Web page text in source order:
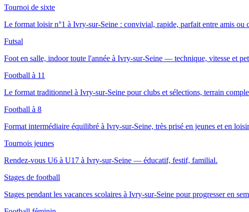
Tournoi de sixte
Le format loisir n°1 à Ivry-sur-Seine : convivial, rapide, parfait entre amis ou
Futsal
Foot en salle, indoor toute l'année à Ivry-sur-Seine — technique, vitesse et
Football à 11
Le format traditionnel à Ivry-sur-Seine pour clubs et sélections, terrain
Football à 8
Format intermédiaire équilibré à Ivry-sur-Seine, très prisé en jeunes et en
Tournois jeunes
Rendez-vous U6 à U17 à Ivry-sur-Seine — éducatif, festif, familial.
Stages de football
Stages pendant les vacances scolaires à Ivry-sur-Seine pour progresser en